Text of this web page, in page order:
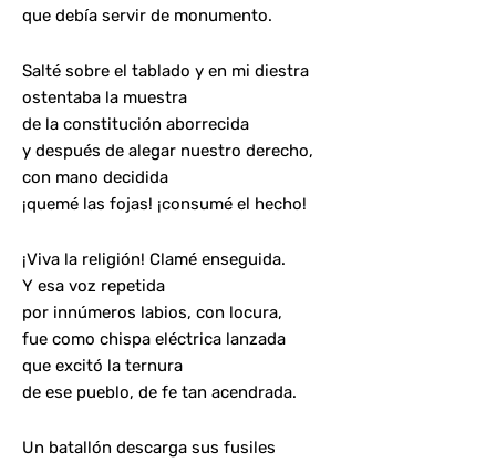
que debía servir de monumento.
Salté sobre el tablado y en mi diestra
ostentaba la muestra
de la constitución aborrecida
y después de alegar nuestro derecho,
con mano decidida
¡quemé las fojas! ¡consumé el hecho!
¡Viva la religión! Clamé enseguida.
Y esa voz repetida
por innúmeros labios, con locura,
fue como chispa eléctrica lanzada
que excitó la ternura
de ese pueblo, de fe tan acendrada.
Un batallón descarga sus fusiles